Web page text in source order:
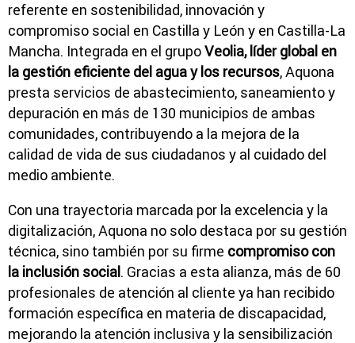
referente en sostenibilidad, innovación y
compromiso social en Castilla y León y en Castilla-La
Mancha. Integrada en el grupoVeolia, líder global en
la gestión eficiente del agua y los recursos, Aquona
presta servicios de abastecimiento, saneamiento y
depuración en más de 130 municipios de ambas
comunidades, contribuyendo a la mejora de la
calidad de vida de sus ciudadanos y al cuidado del
medio ambiente.
Con una trayectoria marcada por la excelencia y la
digitalización, Aquona no solo destaca por su gestión
técnica, sino también por su firme compromiso con
la inclusión social. Gracias a esta alianza, más de 60
profesionales de atención al cliente ya han recibido
formación específica en materia de discapacidad,
mejorando la atención inclusiva y la sensibilización